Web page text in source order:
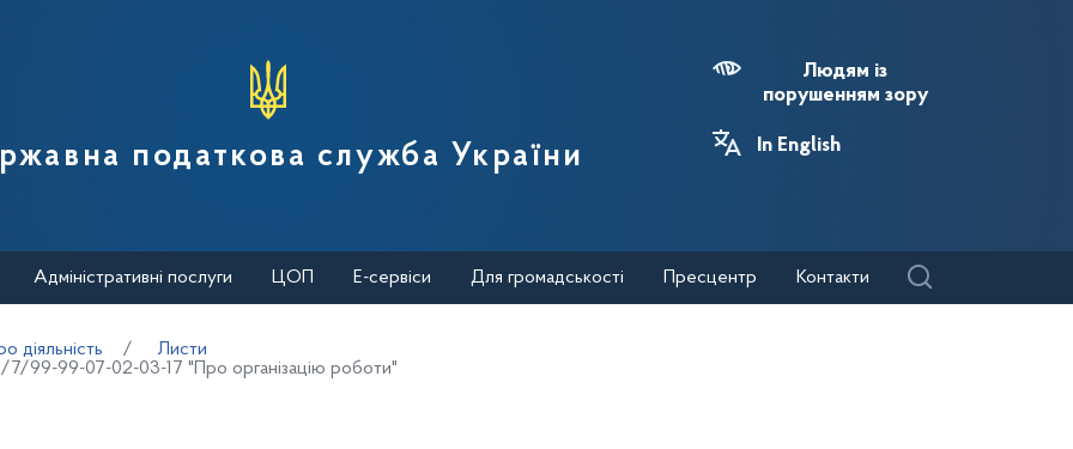
податкової служби України
податкова служба України
Людям із
порушенням зору
In English
Адміністративні послуги ЦОП Е-сервіси Для громадськості Пресцентр Контакти
діяльність
Листи
99-99-07-02-03-17 "Про організацію роботи"